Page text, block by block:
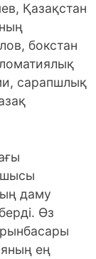
Қазақстан
бокстан
сарапшлық
даму
Өз
ең